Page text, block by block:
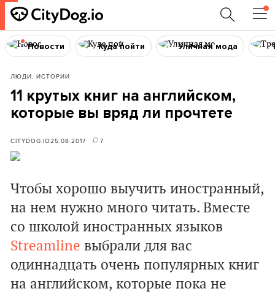
Новости Куда пойти Уличная мода
ЛЮДИ, ИСТОРИИ
11 крутых книг на английском,
которые вы вряд ли прочтете
CITYDOG.IO25.08.2017 7
Чтобы хорошо выучить иностранный,
на нем нужно много читать. Вместе
со школой иностранных языков
Streamline выбрали для вас
одиннадцать очень популярных книг
на английском, которые пока не